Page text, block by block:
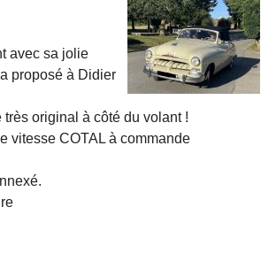
avec sa jolie
proposé à Didier
original à côté du volant !
vitesse COTAL à commande